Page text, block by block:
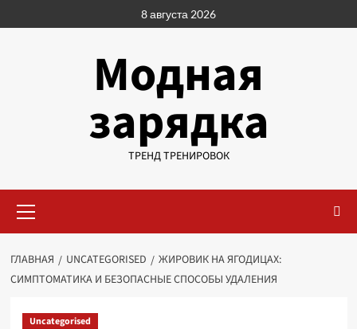
к
8 августа 2026
Модная
зарядка
ТРЕНД ТРЕНИРОВОК
меню
ГЛАВНАЯ UNCATEGORISED
ЖИРОВИК НА ЯГОДИЦАХ:
СИМПТОМАТИКА И БЕЗОПАСНЫЕ СПОСОБЫ УДАЛЕНИЯ
Uncategorised